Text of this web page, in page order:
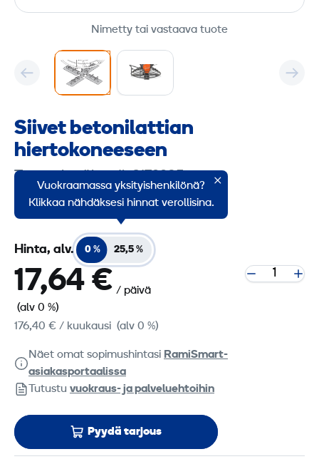
Nimetty tai vastaava tuote
Siivet betoni­lattian
hiertokoneeseen
Tuoteryhmäkoodi: 8172235
Siivet betonilattian hiertokoneeseen.
Vuokraamassa yksityishenkilönä?
Klikkaa nähdäksesi hinnat verollisina.
Hinta, alv. 0 % 25,5 %
17,64 € / päivä
(alv 0 %)
176,40 € / kuukausi (alv 0 %)
Näet omat sopimushintasi RamiSmart-
asiakasportaalissa
Tutustu vuokraus- ja palveluehtoihin
Pyydä tarjous